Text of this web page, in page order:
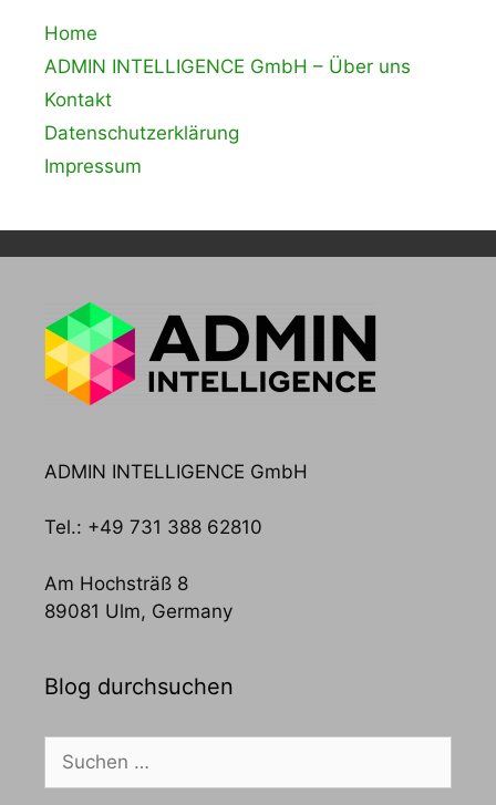
Home
ADMIN INTELLIGENCE GmbH – Über uns
Kontakt
Datenschutzerklärung
Impressum
ADMIN INTELLIGENCE GmbH
Tel.: +49 731 388 62810
Am Hochsträß 8
89081 Ulm, Germany
Blog durchsuchen
nach: